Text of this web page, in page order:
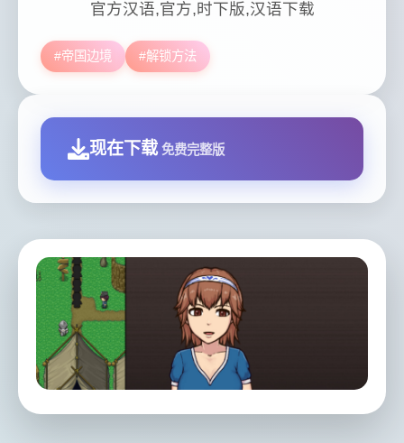
官方汉语,官方,时下版,汉语下载
#帝国边境 #解锁方法
现在下载 免费完整版